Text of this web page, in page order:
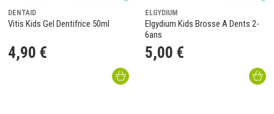
DENTAID
Vitis Kids Gel Dentifrice 50ml
4,90 €
ELGYDIUM
Elgydium Kids Brosse A Dents 2-
6ans
5,00 €